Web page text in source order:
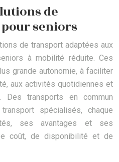
de
seniors
de transport adaptées aux
à mobilité réduite. Ces
grande autonomie, à faciliter
aux activités quotidiennes et
transports en commun
spécialisés, chaque
ses avantages et ses
coût, de disponibilité et de